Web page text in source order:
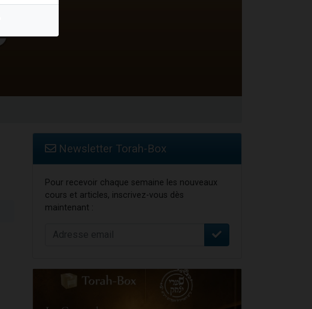
Newsletter Torah-Box
Pour recevoir chaque semaine les nouveaux
cours et articles, inscrivez-vous dès
maintenant :